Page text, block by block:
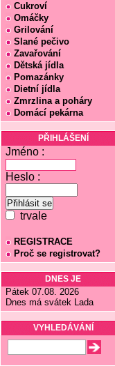
Cukroví
Omáčky
Grilování
Slané pečivo
Zavařování
Dětská jídla
Pomazánky
Dietní jídla
Zmrzlina a poháry
Domácí pekárna
PŘIHLÁŠENÍ
Jméno :
Heslo :
trvale
REGISTRACE
Proč se registrovat?
DNES JE
Pátek 07.08. 2026
Dnes má svátek Lada
VYHLEDÁVÁNÍ